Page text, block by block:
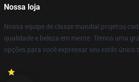
Nossa loja
Nossa equipe de classe mundial projetou
qualidade e beleza em mente. Temos uma
opções para você expressar seu estilo único